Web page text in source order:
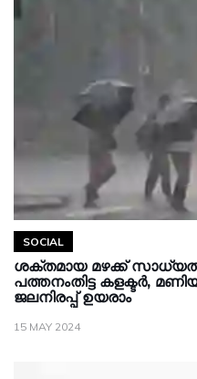
SOCIAL
ശക്തമായ മഴക്ക്
പത്തനംതിട്ട കളക്ടർ,
ജലനിരപ്പ് ഉയരാം
15 MAY 2024